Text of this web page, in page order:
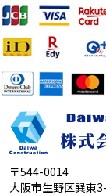
〒544-0014
大阪市生野区巽東